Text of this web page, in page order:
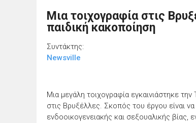
Μια τοιχογραφία στις
παιδική κακοποίηση
Συντάκτης:
Newsville
Μια μεγάλη τοιχογραφία εγκαινιάστηκε
στις Βρυξέλλες. Σκοπός του έργου είναι
ενδοοικογενειακής και σεξουαλικής